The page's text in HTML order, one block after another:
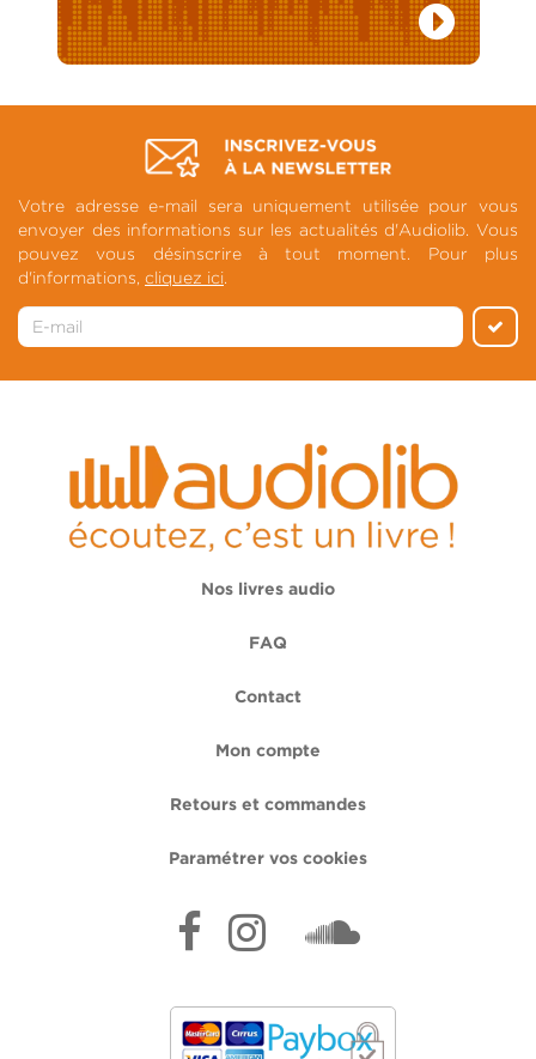
Votre adresse e-mail sera uniquement utilisée pour vous
envoyer des informations sur les actualités d'Audiolib. Vous
pouvez vous désinscrire à tout moment. Pour plus
d'informations, cliquez ici.
Nos livres audio
FAQ
Contact
Mon compte
Retours et commandes
Paramétrer vos cookies